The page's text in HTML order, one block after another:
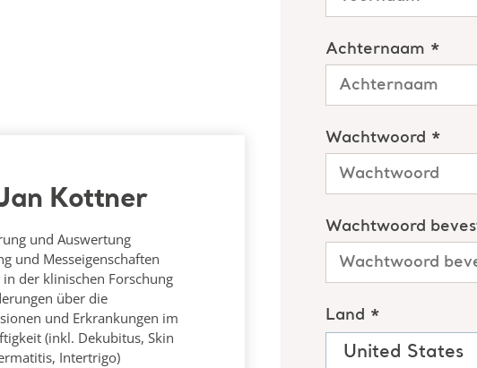
Kottner
und Auswertung
und Messeigenschaften
der klinischen Forschung
über die
und Erkrankungen im
(inkl. Dekubitus, Skin
Intertrigo)